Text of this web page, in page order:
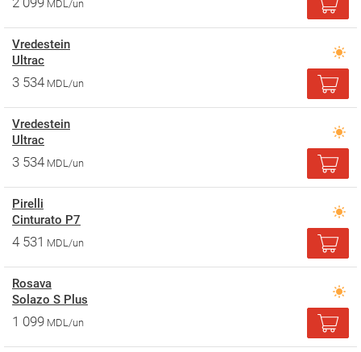
MDL/un
Vredestein
Ultrac
3 534 MDL/un
Vredestein
Ultrac
3 534 MDL/un
Pirelli
Cinturato P7
4 531 MDL/un
Rosava
Solazo S Plus
1 099 MDL/un